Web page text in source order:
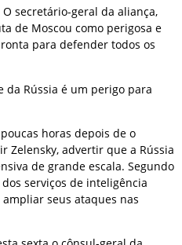
secretário-geral da aliança,
de Moscou como perigosa e
para defender todos os
Rússia é um perigo para
horas depois de o
Zelensky, advertir que a Rússia
de grande escala. Segundo
serviços de inteligência
seus ataques nas